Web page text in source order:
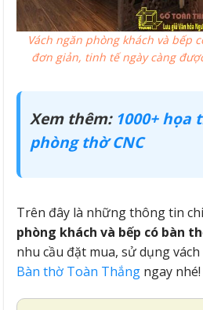
Vách ngăn phòng khách và bếp
đơn giản, tinh tế ngày càng
Xem thêm: 1000+ họa
phòng thờ CNC
Trên đây là những thông tin
phòng khách và bếp có bàn
nhu cầu đặt mua, sử dụng
Bàn thờ Toàn Thắng ngay nhé!